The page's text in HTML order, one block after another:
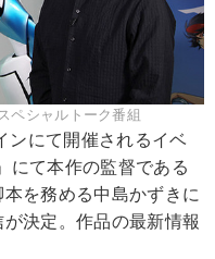
ペシャルトーク番組
ンにて開催されるイベ
にて本作の監督である
を務める中島かずきに
決定。作品の最新情報